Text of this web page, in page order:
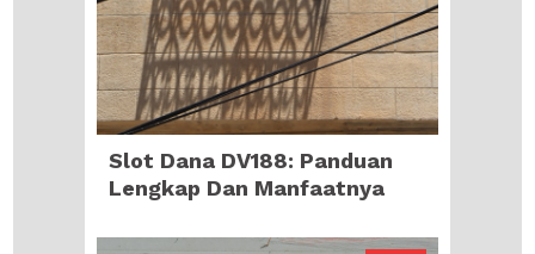
Slot Dana DV188: Panduan
Lengkap Dan Manfaatnya